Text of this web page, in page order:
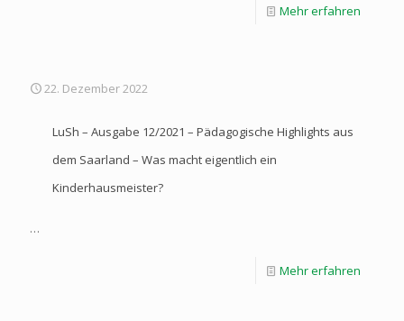
Mehr erfahren
22. Dezember 2022
LuSh – Ausgabe 12/2021 – Pädagogische Highlights aus
dem Saarland – Was macht eigentlich ein
Kinderhausmeister?
…
Mehr erfahren